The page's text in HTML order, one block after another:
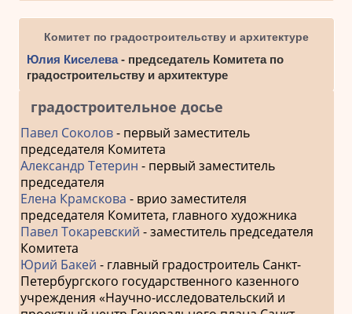
Комитет по градостроительству и архитектуре
Юлия Киселева- председатель Комитета по
градостроительству и архитектуре
градостроительное досье
Павел Соколов- первый заместитель
председателя Комитета
Александр Тетерин - первый заместитель
председателя
Елена Крамскова - врио заместителя
председателя Комитета, главного художника
Павел Токаревский - заместитель председателя
Комитета
Юрий Бакей - главный градостроитель Санкт-
Петербургского государственного казенного
учреждения «Научно-исследовательский и